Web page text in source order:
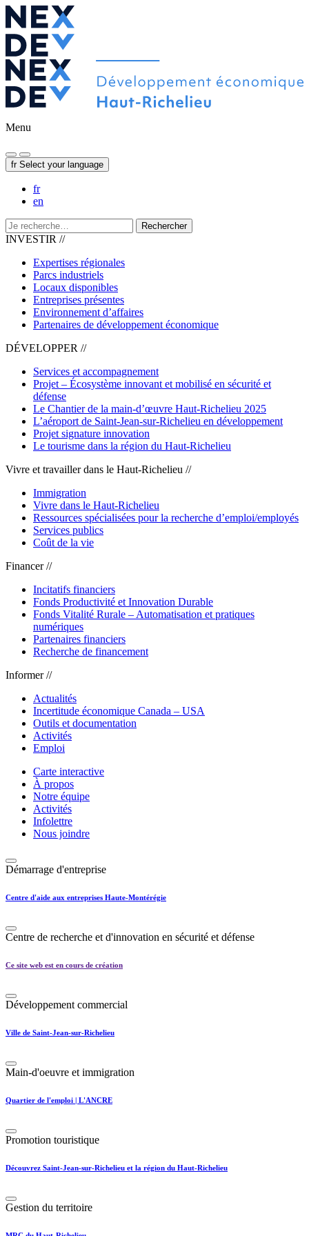
Menu
fr Select your language
fr
en
Rechercher
INVESTIR //
Expertises régionales
Parcs industriels
Locaux disponibles
Entreprises présentes
Environnement d’affaires
Partenaires de développement économique
DÉVELOPPER //
Services et accompagnement
Projet – Écosystème innovant et mobilisé en sécurité et
défense
Le Chantier de la main-d’œuvre Haut-Richelieu 2025
L’aéroport de Saint-Jean-sur-Richelieu en développement
Projet signature innovation
Le tourisme dans la région du Haut-Richelieu
Vivre et travailler dans le Haut-Richelieu //
Immigration
Vivre dans le Haut-Richelieu
Ressources spécialisées pour la recherche d’emploi/employés
Services publics
Coût de la vie
Financer //
Incitatifs financiers
Fonds Productivité et Innovation Durable
Fonds Vitalité Rurale – Automatisation et pratiques
numériques
Partenaires financiers
Recherche de financement
Informer //
Actualités
Incertitude économique Canada – USA
Outils et documentation
Activités
Emploi
Carte interactive
À propos
Notre équipe
Activités
Infolettre
Nous joindre
Démarrage d'entreprise
Centre d'aide aux entreprises Haute-Montérégie
Centre de recherche et d'innovation en sécurité et défense
Ce site web est en cours de création
Développement commercial
Ville de Saint-Jean-sur-Richelieu
Main-d'oeuvre et immigration
Quartier de l'emploi | L'ANCRE
Promotion touristique
Découvrez Saint-Jean-sur-Richelieu et la région du Haut-Richelieu
Gestion du territoire